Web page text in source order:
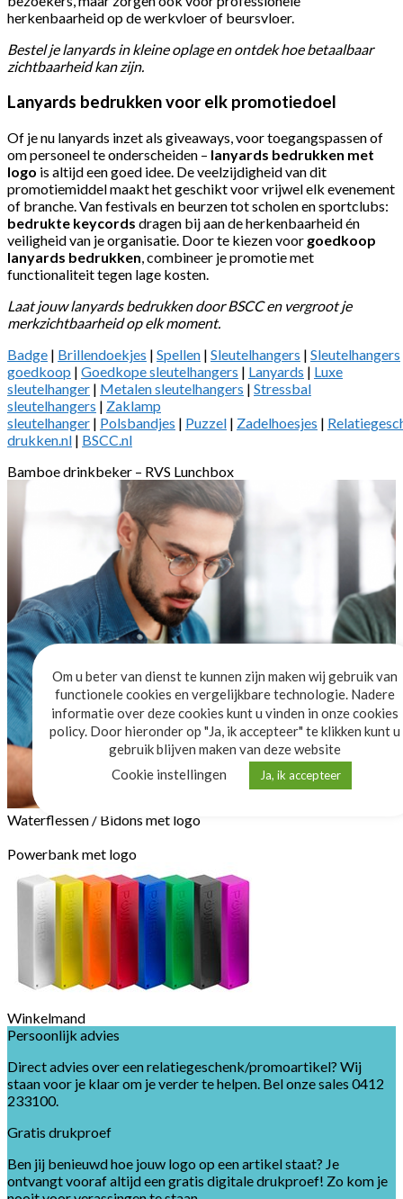
herkenbaarheid op de werkvloer of beursvloer.
Bestel je lanyards in kleine oplage en ontdek hoe betaalbaar
zichtbaarheid kan zijn.
Lanyards bedrukken voor elk promotiedoel
Of je nu lanyards inzet als giveaways, voor toegangspassen of
om personeel te onderscheiden – lanyards bedrukken met
logo is altijd een goed idee. De veelzijdigheid van dit
promotiemiddel maakt het geschikt voor vrijwel elk evenement
of branche. Van festivals en beurzen tot scholen en sportclubs:
bedrukte keycords dragen bij aan de herkenbaarheid én
veiligheid van je organisatie. Door te kiezen voor goedkoop
lanyards bedrukken , combineer je promotie met
functionaliteit tegen lage kosten.
Laat jouw lanyards bedrukken door BSCC en vergroot je
merkzichtbaarheid op elk moment.
Badge | Brillendoekjes | Spellen | Sleutelhangers | Sleutelhangers
goedkoop | Goedkope sleutelhangers | Lanyards | Luxe
sleutelhanger | Metalen sleutelhangers | Stressbal
sleutelhangers | Zaklamp
sleutelhanger | Polsbandjes | Puzzel | Zadelhoesjes |
drukken.nl | BSCC.nl
Bamboe drinkbeker – RVS Lunchbox
Waterflessen / Bidons met logo
Powerbank met logo
Winkelmand
Persoonlijk advies
Direct advies over een relatiegeschenk/promoartikel? Wij
staan voor je klaar om je verder te helpen. Bel onze sales 0412
233100.
Gratis drukproef
Ben jij benieuwd hoe jouw logo op een artikel staat? Je
ontvangt vooraf altijd een gratis digitale drukproef! Zo kom je
Om u beter van dienst te kunnen zijn maken wij gebruik van
functionele cookies en vergelijkbare technologie. Nadere
informatie over deze cookies kunt u vinden in onze cookies
policy. Door hieronder op "Ja, ik accepteer" te klikken kunt u
gebruik blijven maken van deze website
Cookie instellingen
Ja, ik accepteer